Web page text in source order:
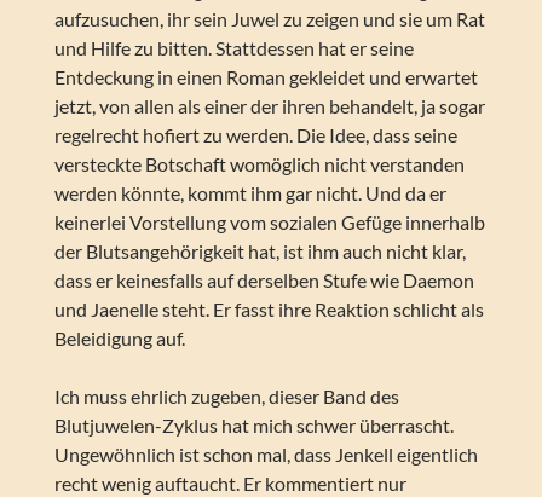
aufzusuchen, ihr sein Juwel zu zeigen und sie um Rat
und Hilfe zu bitten. Stattdessen hat er seine
Entdeckung in einen Roman gekleidet und erwartet
jetzt, von allen als einer der ihren behandelt, ja sogar
regelrecht hofiert zu werden. Die Idee, dass seine
versteckte Botschaft womöglich nicht verstanden
werden könnte, kommt ihm gar nicht. Und da er
keinerlei Vorstellung vom sozialen Gefüge innerhalb
der Blutsangehörigkeit hat, ist ihm auch nicht klar,
dass er keinesfalls auf derselben Stufe wie Daemon
und Jaenelle steht. Er fasst ihre Reaktion schlicht als
Beleidigung auf.
Ich muss ehrlich zugeben, dieser Band des
Blutjuwelen-Zyklus hat mich schwer überrascht.
Ungewöhnlich ist schon mal, dass Jenkell eigentlich
recht wenig auftaucht. Er kommentiert nur